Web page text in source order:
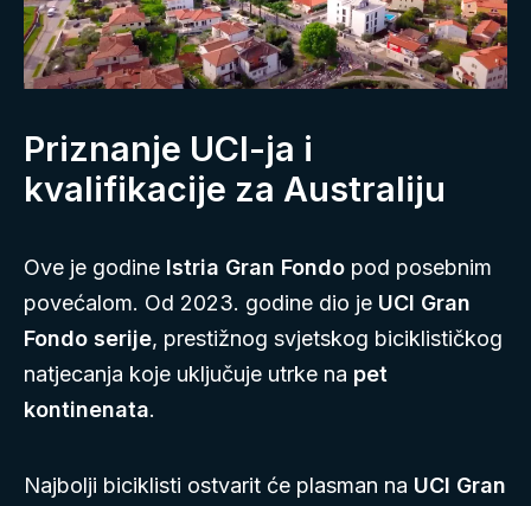
Priznanje UCI-ja i
kvalifikacije za Australiju
Ove je godine Istria Gran Fondo pod posebnim
povećalom. Od 2023. godine dio je UCI Gran
Fondo serije, prestižnog svjetskog biciklističkog
natjecanja koje uključuje utrke na pet
kontinenata.
Najbolji biciklisti ostvarit će plasman na UCI Gran